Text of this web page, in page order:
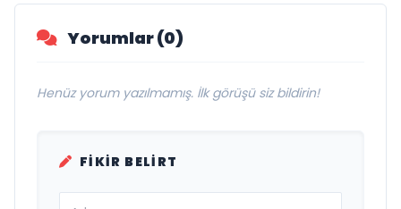
Yorumlar (0)
Henüz yorum yazılmamış. İlk görüşü siz bildirin!
FIKIR BELIRT